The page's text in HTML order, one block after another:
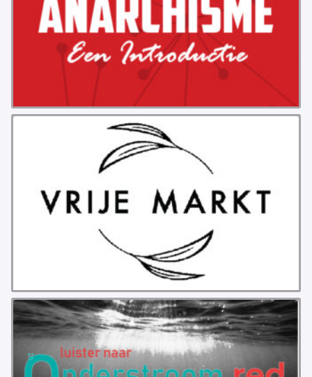
OTTO SLAVEFORCE
JUMBO DISTRIBUTIECENTRA EN OTTO WORKFORCE
PROBLEMY Z AGENCJA… PRACY TYMCZASOWEJ
OTTO
KUNST-ANARCHISTISCHE DAG BAJEENKOMST
BASTION BASTARDS
DE CRISIS VOORBIJ
FREE JOCK PALFREEMAN
BUITEN DE ORDE